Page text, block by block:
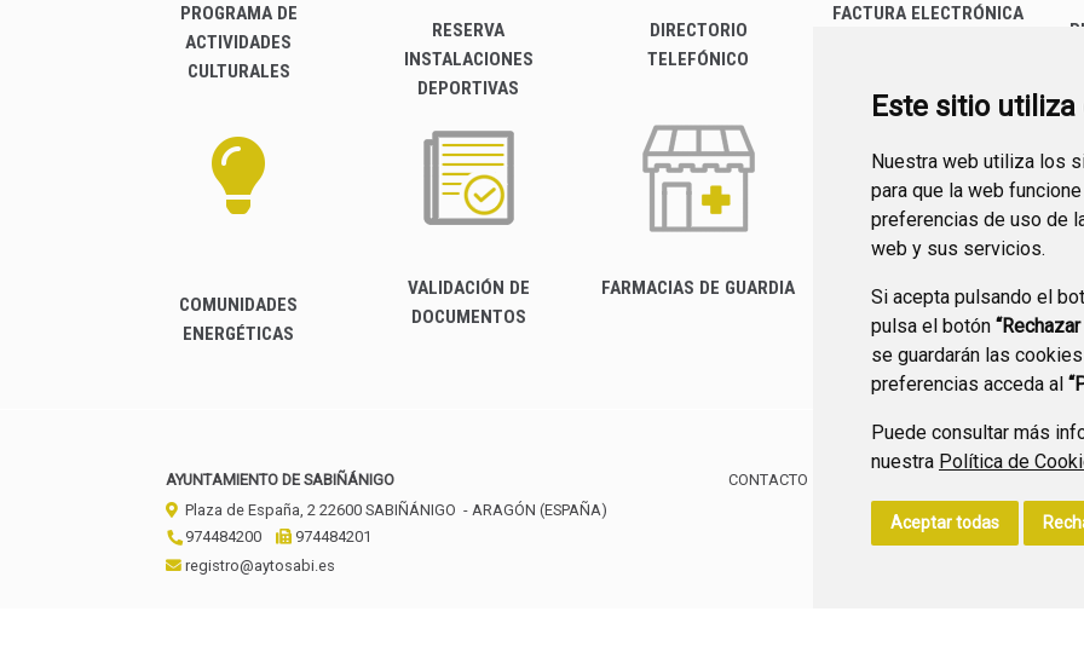
Este sitio
Nuestra web utiliza los
para que la web
preferencias de uso de
web y sus servicios.
Si acepta pulsando el
pulsa el botón
se guardarán las
preferencias acceda al
Puede consultar más
nuestra Política de
Aceptar todas
PROGRAMA DE
ACTIVIDADES
CULTURALES
RESERVA
INSTALACIONES
DEPORTIVAS
DIRECTORIO
TELEFÓNICO
FACTURA ELECTRÓNICA
COMUNIDADES
ENERGÉTICAS
VALIDACIÓN DE
DOCUMENTOS
FARMACIAS DE GUARDIA
CANAL YOUTUBE
AYUNTAMIENTO DE SABIÑÁNIGO
Plaza de España, 2 22600 SABIÑÁNIGO - ARAGÓN (ESPAÑA)
974484200
974484201
registro@aytosabi.es
CONTACTO